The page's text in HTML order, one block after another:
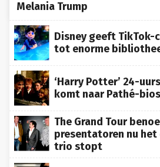
Melania Trump
Disney geeft
tot enorme
‘Harry Potter’ 24-
komt naar Pathé-
The Grand Tour
presentatoren nu
trio stopt